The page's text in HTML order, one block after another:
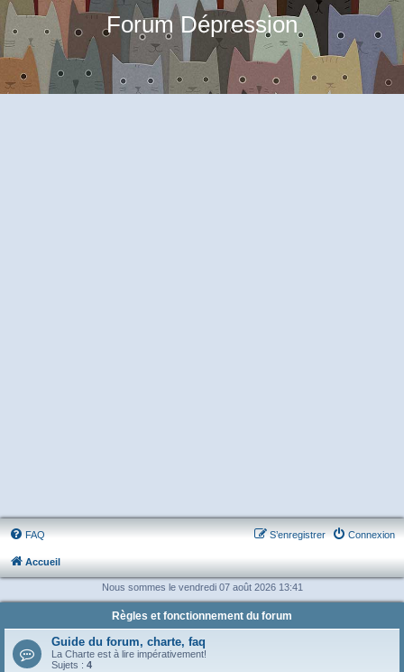
Forum Dépression
FAQ Connexion
S’enregistrer
Accueil
Nous sommes le vendredi 07 août 2026 13:41
Règles et fonctionnement du forum
Guide du forum, charte, faq
La Charte est à lire impérativement!
Sujets : 4